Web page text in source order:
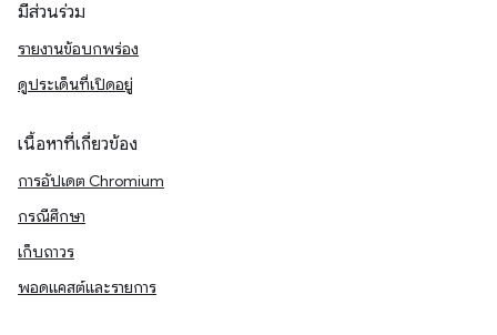
มีส่วนร่วม
รายงานข้อบกพร่อง
ดูประเด็นที่เปิดอยู่
เนื้อหาที่เกี่ยวข้อง
การอัปเดต Chromium
กรณีศึกษา
เก็บถาวร
พอดแคสต์และรายการ